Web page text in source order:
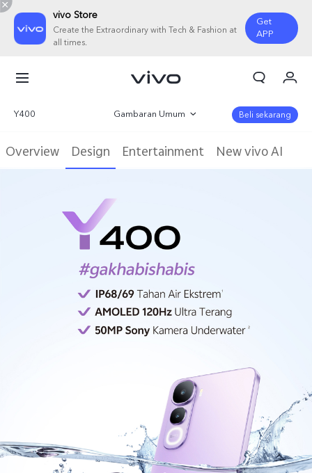
vivo Store
Create the Extraordinary with Tech & Fashion at
all times.
Get
APP
Indonesia | Pilih negara/wilayah
Masuk/Daftar
Akun Saya
Y400 Gambaran Umum
Galeri
Beli sekarang
Overview Design Entertainment New vivo AI